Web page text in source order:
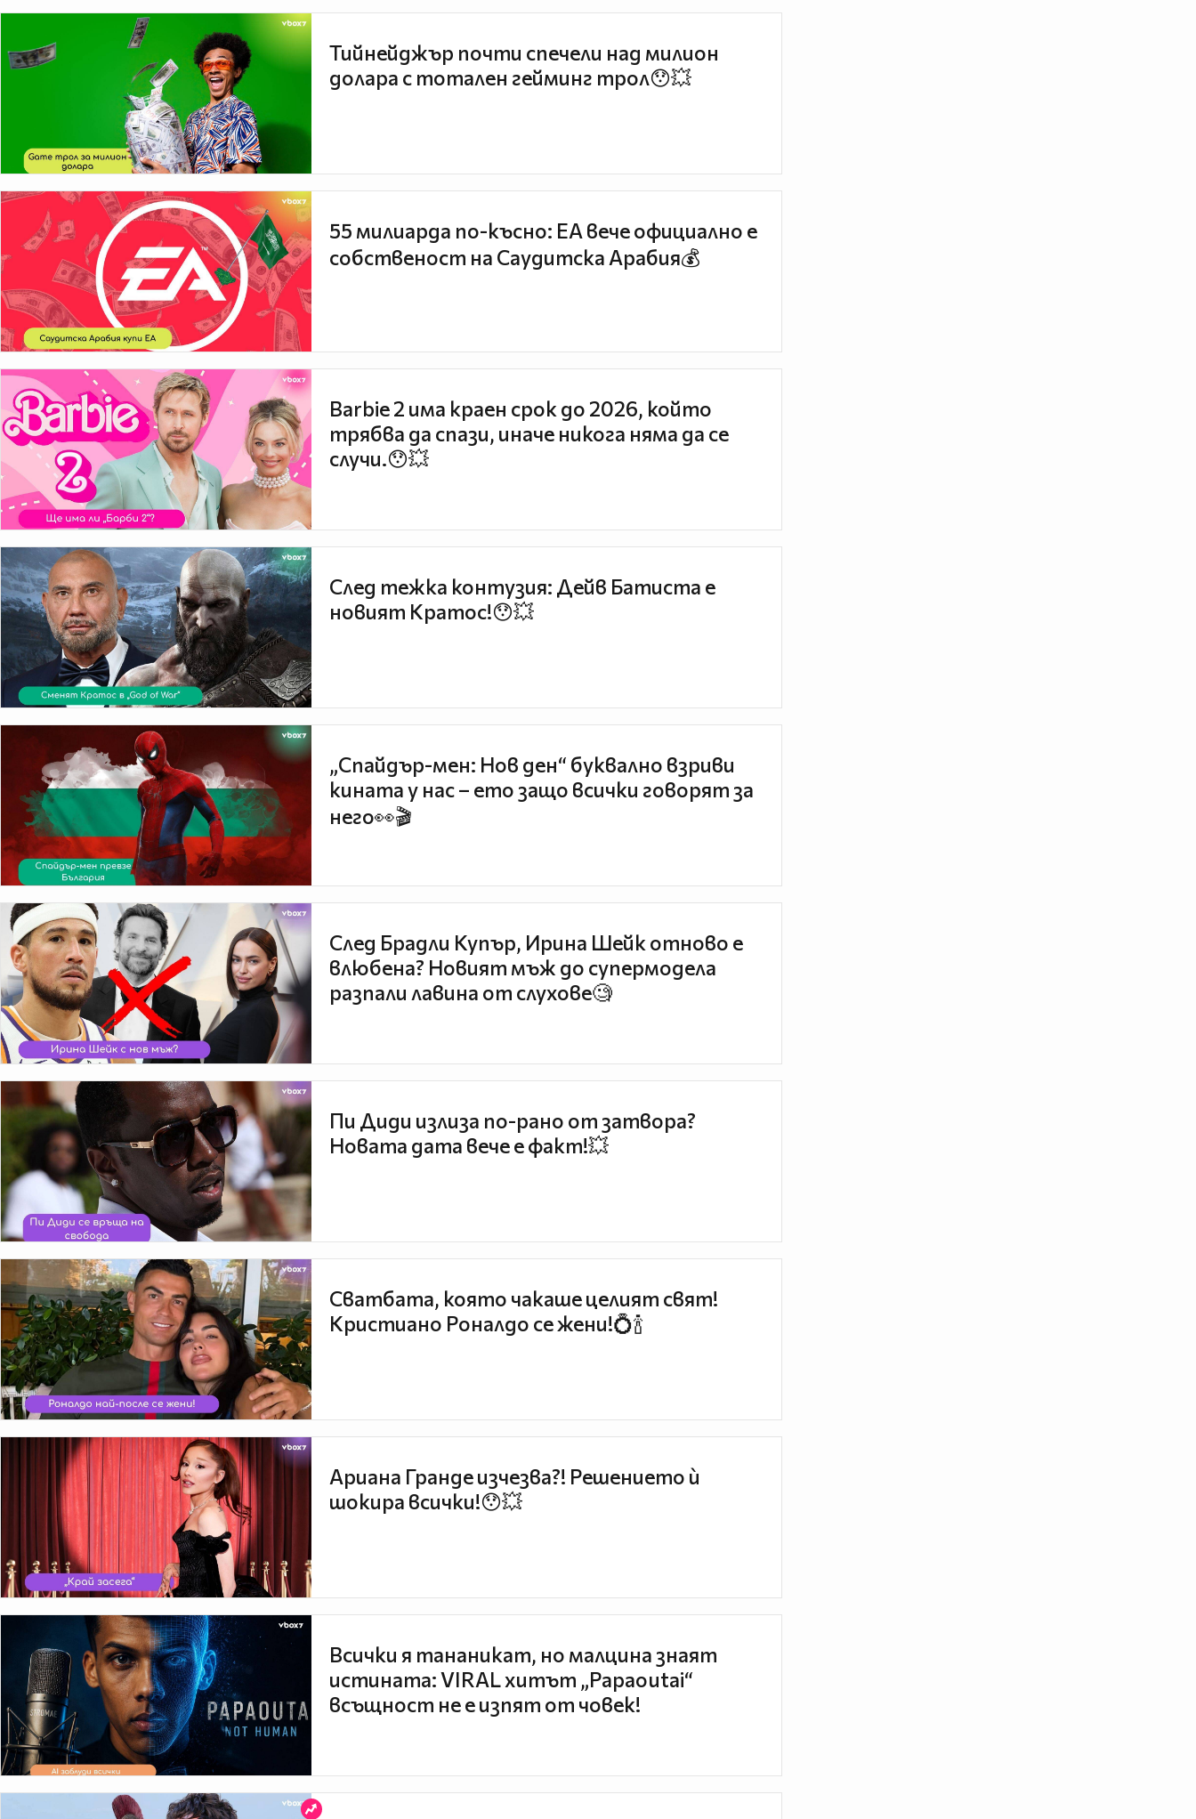
Тийнейджър почти спечели над милион
долара с тотален гейминг трол😯💥
55 милиарда по-късно: EA вече официално е
собственост на Саудитска Арабия💰
Barbie 2 има краен срок до 2026, който
трябва да спази, иначе никога няма да се
случи.😯💥
След тежка контузия: Дейв Батиста е
новият Кратос!😯💥
„Спайдър-мен: Нов ден“ буквално взриви
кината у нас – ето защо всички говорят за
него👀🎬
След Брадли Купър, Ирина Шейк отново е
влюбена? Новият мъж до супермодела
разпали лавина от слухове🧐
Пи Диди излиза по-рано от затвора?
Новата дата вече е факт!💥
Сватбата, която чакаше целият свят!
Кристиано Роналдо се жени!💍🍾
Ариана Гранде изчезва?! Решението ѝ
шокира всички!😯💥
Всички я тананикат, но малцина знаят
истината: VIRAL хитът „Papaoutai“
всъщност не е изпят от човек!